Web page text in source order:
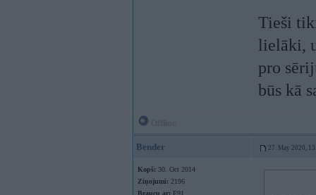
Tieši
lielāki,
pro
būs kā
Bender 27. May 2020,
Kopš: 30. Oct 2014
Ziņojumi: 2196
Braucu ar: E91